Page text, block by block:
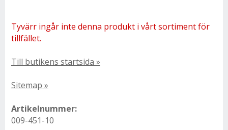
Tyvärr ingår inte denna produkt i vårt sortiment för
tillfället.
Till butikens startsida »
Sitemap »
Artikelnummer:
009-451-10